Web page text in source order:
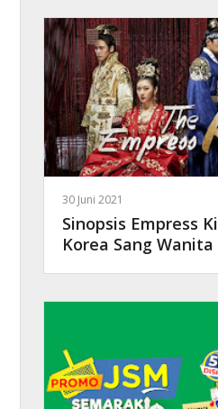
30 Juni 2021
Sinopsis Empress
Korea Sang